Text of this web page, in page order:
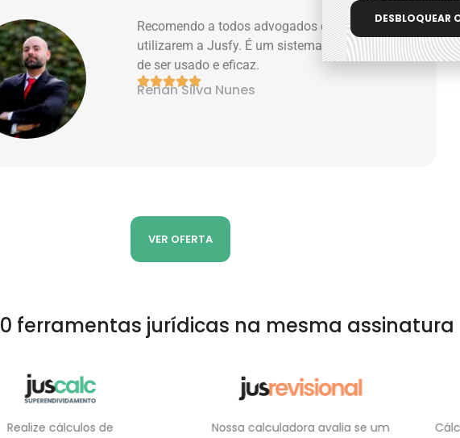
Utilizar a calculadora da Jusfy foi muito
satisfatório e tornou-se uma ferramenta
indispensável para a minha rotina profissional.
Além de disponibilizar várias operações para a
VER OFERTA
ferramentas jurídicas na mesma assinatura
Realize cálculos de
Nossa calculadora avalia se um
DESBLOQUEAR